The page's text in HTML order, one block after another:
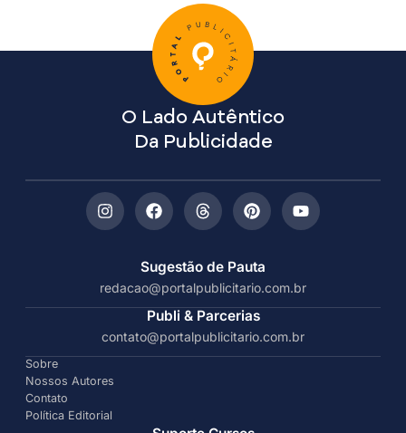
Sugestão de Pauta
redacao@portalpublicitario.com.br
Publi & Parcerias
contato@portalpublicitario.com.br
Sobre
Nossos Autores
Contato
Política Editorial
O Lado Autêntico
Da Publicidade